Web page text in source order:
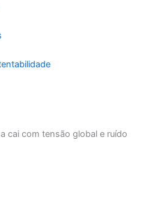
cai com tensão global e ruído